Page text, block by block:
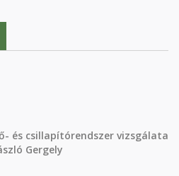
és csillapítórendszer vizsgálata
Gergely